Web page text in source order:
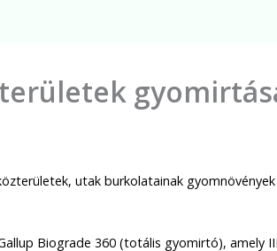
utak burkolatainak gyomnövények
Biograde 360 (totális gyomirtó), amely